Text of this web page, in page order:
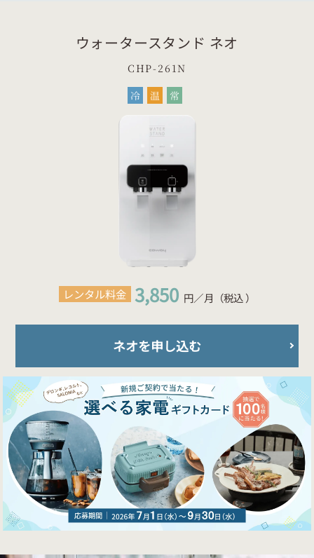
ウォータースタンド ネオ
CHP-261N
冷
温 常
レンタル料金 3,850 円／月（税込 ）
ネオを申し込む